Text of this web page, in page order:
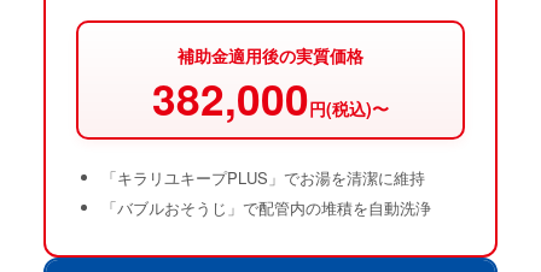
補助金適用後の実質価格
382,000円(税込)〜
「キラリユキープPLUS」でお湯を清潔に維持
「バブルおそうじ」で配管内の堆積を自動洗浄